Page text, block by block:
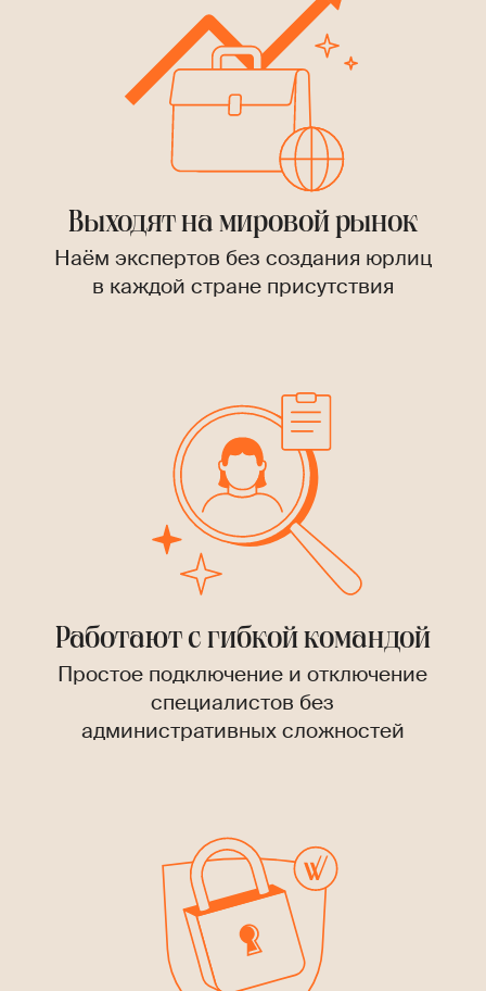
Выходят на мировой рынок
Наём экспертов без создания юрлиц
в каждой стране присутствия
Работают с гибкой командой
Простое подключение и отключение
специалистов без
административных сложностей